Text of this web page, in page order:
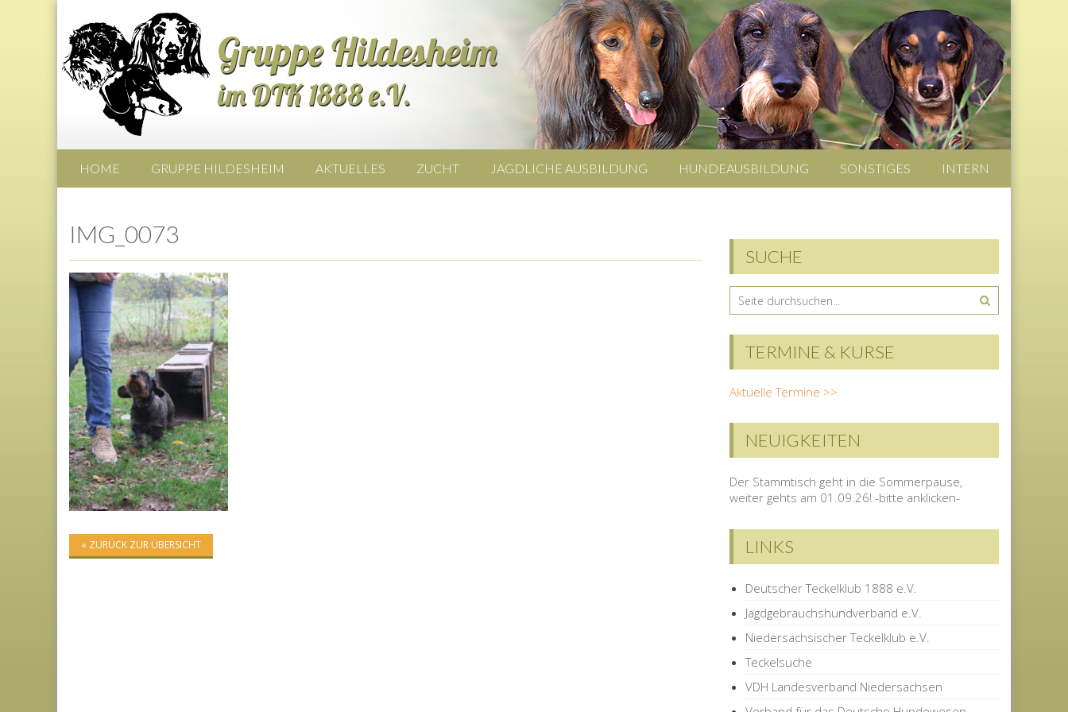
HOME GRUPPE HILDESHEIM AKTUELLES ZUCHT JAGDLICHE AUSBILDUNG HUNDEAUSBILDUNG SONSTIGES INTERN
IMG_0073
« ZURÜCK ZUR ÜBERSICHT
SUCHE
TERMINE & KURSE
Aktuelle Termine >>
NEUIGKEITEN
Der Stammtisch geht in die Sommerpause,
weiter gehts am 01.09.26! -bitte anklicken-
LINKS
Deutscher Teckelklub 1888 e.V.
Jagdgebrauchshundverband e.V.
Niedersächsischer Teckelklub e.V.
Teckelsuche
VDH Landesverband Niedersachsen